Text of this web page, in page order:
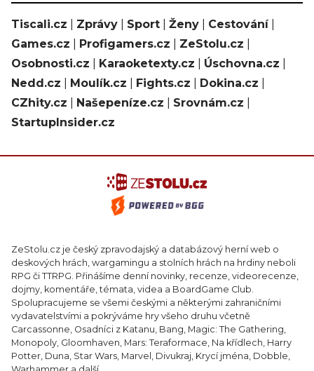
Tiscali.cz Zprávy Sport Ženy Cestování|
Games.cz
Profigamers.cz ZeStolu.cz
Osobnosti.cz
Karaoketexty.cz Úschovna.cz
Nedd.cz
Moulík.cz Fights.cz Dokina.cz
CZhity.cz
Našepeníze.cz Srovnám.cz
StartupInsider.cz
ZeStolu.cz je český zpravodajský a databázový herní web o
deskových hrách, wargamingu a stolních hrách na hrdiny neboli
RPG či TTRPG. Přinášíme denní novinky, recenze, videorecenze,
dojmy, komentáře, témata, videa a BoardGame Club.
Spolupracujeme se všemi českými a některými zahraničními
vydavatelstvími a pokrýváme hry všeho druhu včetně
Carcassonne, Osadníci z Katanu, Bang, Magic: The Gathering,
Monopoly, Gloomhaven, Mars: Teraformace, Na křídlech, Harry
Potter, Duna, Star Wars, Marvel, Divukraj, Krycí jména, Dobble,